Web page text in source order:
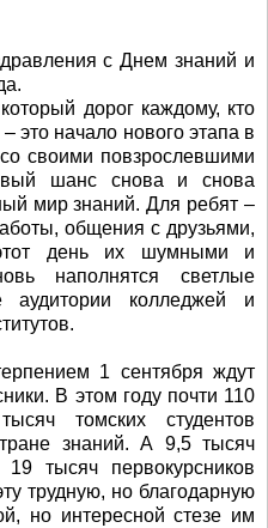
с Днем знаний и
дорог каждому, кто
это начало нового этапа в
своими повзрослевшими
шанс снова и снова
мир знаний. Для ребят –
общения с друзьями,
день их шумными и
наполнятся светлые
аудитории колледжей и
1 сентября ждут
В этом году почти 110
томских студентов
знаний. А 9,5 тысяч
тысяч первокурсников
трудную, но благодарную
но интересной стезе им